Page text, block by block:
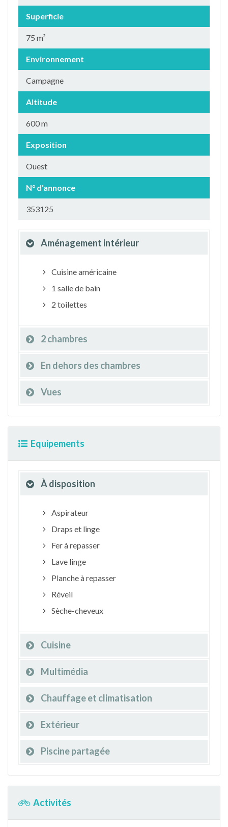
Superficie
75 m²
Environnement
Campagne
Altitude
600 m
Exposition
Ouest
N° d'annonce
353125
Aménagement intérieur
Cuisine américaine
1 salle de bain
2 toilettes
2 chambres
En dehors des chambres
Vues
Equipements
À disposition
Aspirateur
Draps et linge
Fer à repasser
Lave linge
Planche à repasser
Réveil
Sèche-cheveux
Cuisine
Multimédia
Chauffage et climatisation
Extérieur
Piscine partagée
Activités